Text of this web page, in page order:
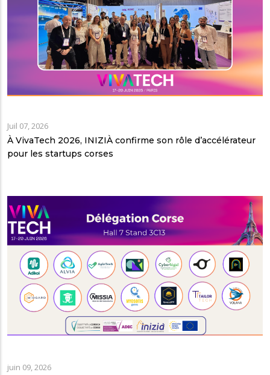
Juil 07, 2026
À VivaTech 2026, INIZIÀ confirme son rôle d’accélérateur
pour les startups corses
juin 09, 2026